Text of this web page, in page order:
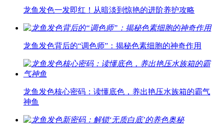
龙鱼发色一发即红！从暗淡到惊艳的进阶养护攻略
龙鱼发色背后的“调色师”：揭秘色素细胞的神奇作用
龙鱼发色核心密码：读懂底色，养出艳压水族箱的霸气
神鱼